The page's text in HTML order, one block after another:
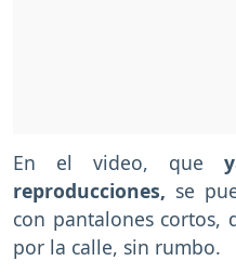
En el video, que
reproducciones, se
con pantalones cortos,
por la calle, sin rumbo.